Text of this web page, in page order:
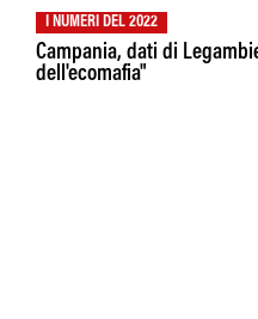
I NUMERI DEL 2022
Campania, dati di
dell'ecomafia"